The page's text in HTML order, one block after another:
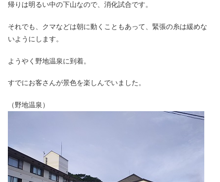
帰りは明るい中の下山なので、消化試合です。
それでも、クマなどは朝に動くこともあって、緊張の糸は緩めな
いようにします。
ようやく野地温泉に到着。
すでにお客さんが景色を楽しんでいました。
（野地温泉）